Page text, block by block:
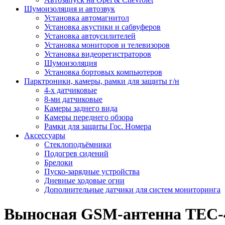
Шумоизоляция и автозвук
Установка автомагнитол
Установка акустики и сабвуферов
Установка автоусилителей
Установка мониторов и телевизоров
Установка видеорегистраторов
Шумоизоляция
Установка бортовых компьютеров
Парктроники, камеры, рамки для защиты г/н
4-х датчиковые
8-ми датчиковые
Камеры заднего вида
Камеры переднего обзора
Рамки для защиты Гос. Номера
Аксессуары
Стеклоподъёмники
Подогрев сидений
Брелоки
Пуско-зарядные устройства
Дневные ходовые огни
Дополнительные датчики для систем мониторинга
Выносная GSM-антенна TEC-